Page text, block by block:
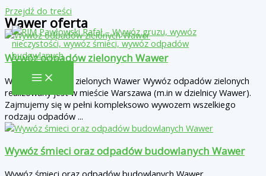
Przejdź do treści
Wawer oferta
Wywóz odpadów zielonych Wawer
Wywóz odpadów zielonych Wawer Wywóz odpadów zielonych
realizowany jest w mieście Warszawa (m.in w dzielnicy Wawer).
Zajmujemy się w pełni kompleksowo wywozem wszelkiego
rodzaju odpadów ...
Wywóz śmieci oraz odpadów budowlanych Wawer